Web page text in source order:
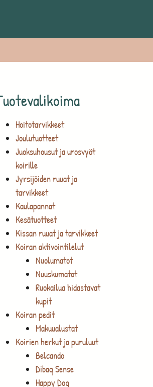
Hoitotarvikkeet
Joulutuotteet
Juoksuhousut ja urosvyöt
koirille
Jyrsijöiden ruuat ja
tarvikkeet
Kaulapannat
Kesätuotteet
Kissan ruuat ja tarvikkeet
Koiran aktivointilelut
Nuolumatot
Nuuskumatot
Ruokailua hidastavat
kupit
Koiran pedit
Makuualustat
Koirien herkut ja puruluut
Belcando
Dibaq Sense
Happy Dog